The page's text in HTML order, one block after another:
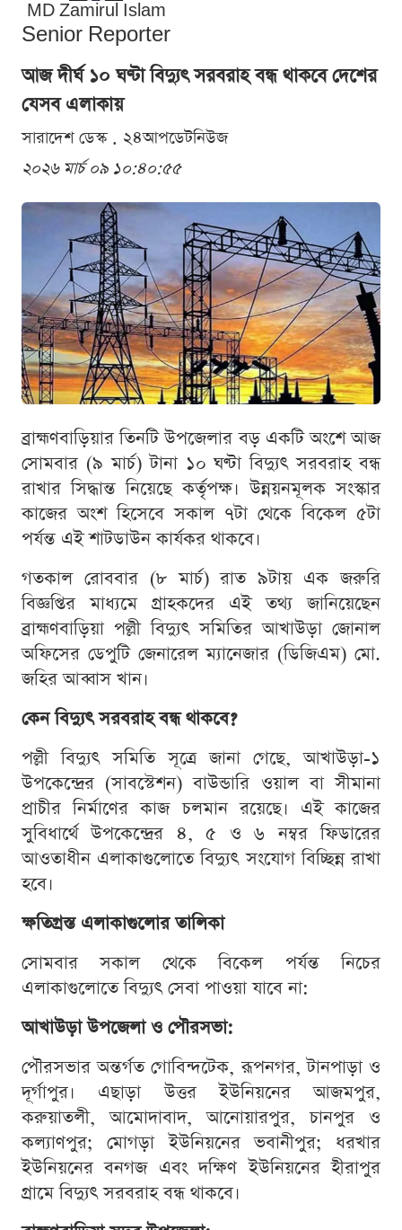
MD Zamirul Islam
Senior Reporter
আজ দীর্ঘ ১০ ঘণ্টা বিদ্যুৎ সরবরাহ বন্ধ থাকবে দেশের
যেসব এলাকায়
সারাদেশ ডেস্ক . ২৪আপডেটনিউজ
২০২৬ মার্চ ০৯ ১০:৪০:৫৫
ব্রাহ্মণবাড়িয়ার তিনটি উপজেলার বড় একটি অংশে আজ
সোমবার (৯ মার্চ) টানা ১০ ঘণ্টা বিদ্যুৎ সরবরাহ বন্ধ
রাখার সিদ্ধান্ত নিয়েছে কর্তৃপক্ষ। উন্নয়নমূলক সংস্কার
কাজের অংশ হিসেবে সকাল ৭টা থেকে বিকেল ৫টা
পর্যন্ত এই শাটডাউন কার্যকর থাকবে।
গতকাল রোববার (৮ মার্চ) রাত ৯টায় এক জরুরি
বিজ্ঞপ্তির মাধ্যমে গ্রাহকদের এই তথ্য জানিয়েছেন
ব্রাহ্মণবাড়িয়া পল্লী বিদ্যুৎ সমিতির আখাউড়া জোনাল
অফিসের ডেপুটি জেনারেল ম্যানেজার (ডিজিএম) মো.
জহির আব্বাস খান।
কেন বিদ্যুৎ সরবরাহ বন্ধ থাকবে?
পল্লী বিদ্যুৎ সমিতি সূত্রে জানা গেছে, আখাউড়া-১
উপকেন্দ্রের (সাবস্টেশন) বাউন্ডারি ওয়াল বা সীমানা
প্রাচীর নির্মাণের কাজ চলমান রয়েছে। এই কাজের
সুবিধার্থে উপকেন্দ্রের ৪, ৫ ও ৬ নম্বর ফিডারের
আওতাধীন এলাকাগুলোতে বিদ্যুৎ সংযোগ বিচ্ছিন্ন রাখা
হবে।
ক্ষতিগ্রস্ত এলাকাগুলোর তালিকা
সোমবার সকাল থেকে বিকেল পর্যন্ত নিচের
এলাকাগুলোতে বিদ্যুৎ সেবা পাওয়া যাবে না:
আখাউড়া উপজেলা ও পৌরসভা:
পৌরসভার অন্তর্গত গোবিন্দটেক, রূপনগর, টানপাড়া ও
দূর্গাপুর। এছাড়া উত্তর ইউনিয়নের আজমপুর,
করুয়াতলী, আমোদাবাদ, আনোয়ারপুর, চানপুর ও
কল্যাণপুর; মোগড়া ইউনিয়নের ভবানীপুর; ধরখার
ইউনিয়নের বনগজ এবং দক্ষিণ ইউনিয়নের হীরাপুর
গ্রামে বিদ্যুৎ সরবরাহ বন্ধ থাকবে।